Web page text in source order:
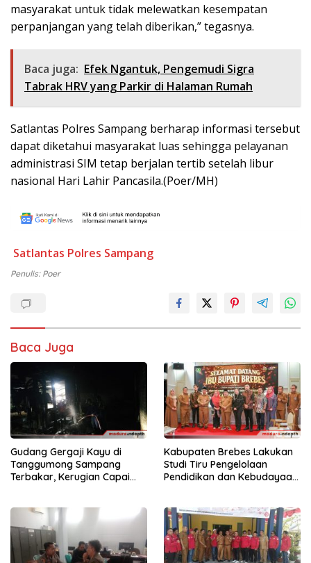
masyarakat untuk tidak melewatkan kesempatan
perpanjangan yang telah diberikan,” tegasnya.
Baca juga: Efek Ngantuk, Pengemudi Sigra
Tabrak HRV yang Parkir di Halaman Rumah
Satlantas Polres Sampang berharap informasi tersebut
dapat diketahui masyarakat luas sehingga pelayanan
administrasi SIM tetap berjalan tertib setelah libur
nasional Hari Lahir Pancasila.(Poer/MH)
Satlantas Polres Sampang
Penulis: Poer
Baca Juga
Gudang Gergaji Kayu di
Tanggumong Sampang
Terbakar, Kerugian Capai
Kabupaten Brebes Lakukan
Studi Tiru Pengelolaan
Pendidikan dan Kebudayaan